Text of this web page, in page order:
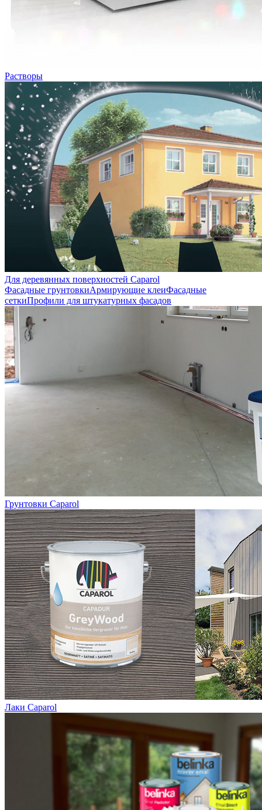
Растворы
Для деревянных поверхностей Caparol
Фасадные грунтовкиАрмирующие клеиФасадные
сеткиПрофили для штукатурных фасадов
Грунтовки Caparol
Лаки Caparol